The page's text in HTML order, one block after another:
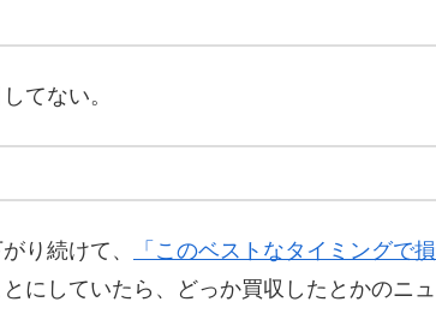
てない。
り続けて、
「このベストなタイミングで
にしていたら、どっか買収したとかのニ